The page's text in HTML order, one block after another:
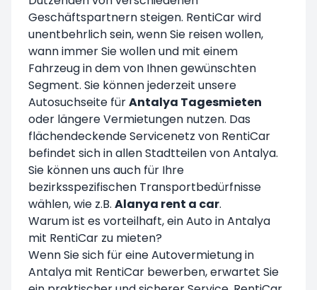
Geschäftspartnern steigen. RentiCar wird
unentbehrlich sein, wenn Sie reisen wollen,
wann immer Sie wollen und mit einem
Fahrzeug in dem von Ihnen gewünschten
Segment. Sie können jederzeit unsere
Autosuchseite fürAntalya Tagesmieten
oder längere Vermietungen nutzen. Das
flächendeckende Servicenetz von RentiCar
befindet sich in allen Stadtteilen von Antalya.
Sie können uns auch für Ihre
bezirksspezifischen Transportbedürfnisse
wählen, wie z.B. Alanya rent a car.
Warum ist es vorteilhaft, ein Auto in Antalya
mit RentiCar zu mieten?
Wenn Sie sich für eine Autovermietung in
Antalya mit RentiCar bewerben, erwartet Sie